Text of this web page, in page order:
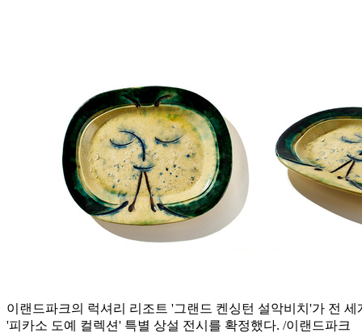
이랜드파크의 럭셔리 리조트 '그랜드 켄싱턴 설악비치'가 전 세
'피카소 도예 컬렉션' 특별 상설 전시를 확정했다. /이랜드파크